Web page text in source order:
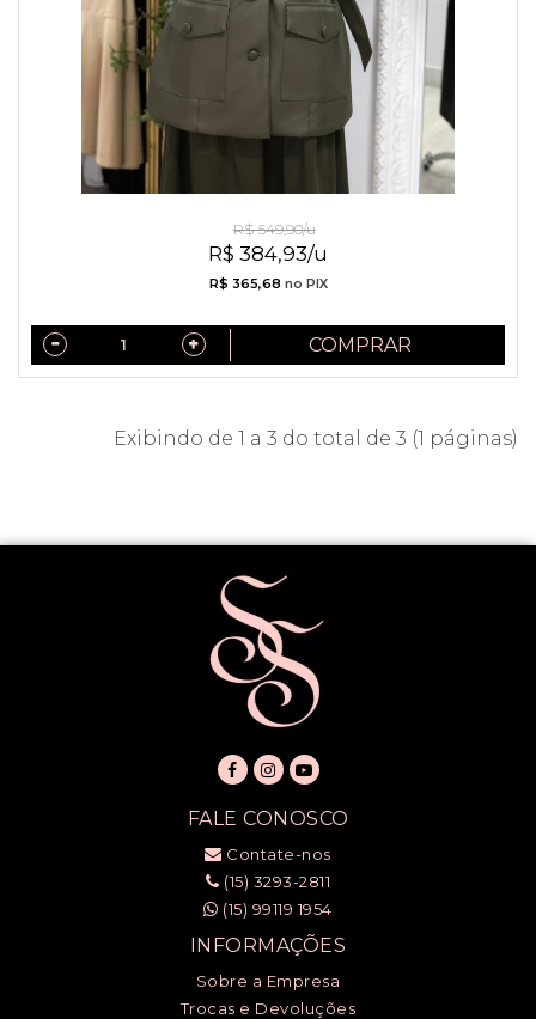
R$ 384,93/u
R$ 549,90/u
R$ 365,68 no PIX
COMPRAR
Exibindo de 1 a 3 do total de 3 (1 páginas)
FALE CONOSCO
Contate-nos
(15) 3293-2811
(15) 99119 1954
INFORMAÇÕES
Sobre a Empresa
Trocas e Devoluções